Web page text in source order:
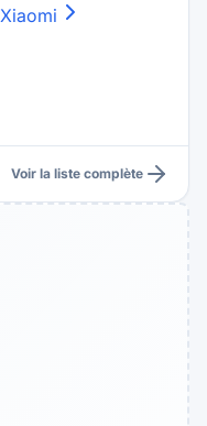
Xiaomi
Voir la liste complète